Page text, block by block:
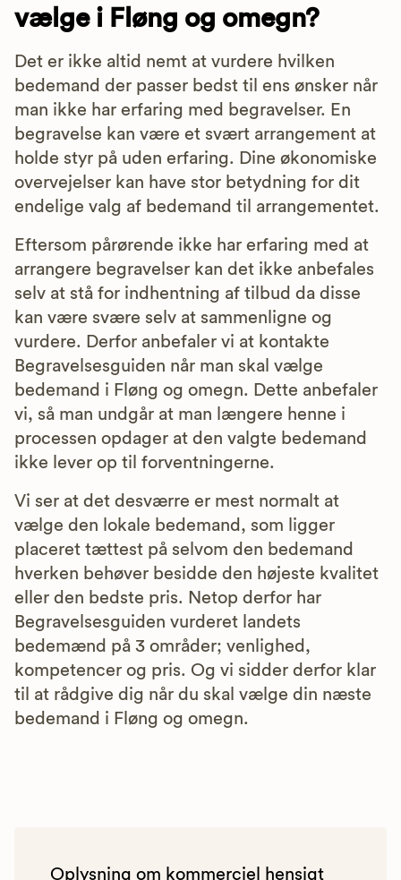
vælge i Fløng og omegn?
Det er ikke altid nemt at vurdere hvilken
bedemand der passer bedst til ens ønsker når
man ikke har erfaring med begravelser. En
begravelse kan være et svært arrangement at
holde styr på uden erfaring. Dine økonomiske
overvejelser kan have stor betydning for dit
endelige valg af bedemand til arrangementet.
Eftersom pårørende ikke har erfaring med at
arrangere begravelser kan det ikke anbefales
selv at stå for indhentning af tilbud da disse
kan være svære selv at sammenligne og
vurdere. Derfor anbefaler vi at kontakte
Begravelsesguiden når man skal vælge
bedemand i Fløng og omegn. Dette anbefaler
vi, så man undgår at man længere henne i
processen opdager at den valgte bedemand
ikke lever op til forventningerne.
Vi ser at det desværre er mest normalt at
vælge den lokale bedemand, som ligger
placeret tættest på selvom den bedemand
hverken behøver besidde den højeste kvalitet
eller den bedste pris. Netop derfor har
Begravelsesguiden vurderet landets
bedemænd på 3 områder; venlighed,
kompetencer og pris. Og vi sidder derfor klar
til at rådgive dig når du skal vælge din næste
bedemand i Fløng og omegn.
Oplysning om kommerciel hensigt